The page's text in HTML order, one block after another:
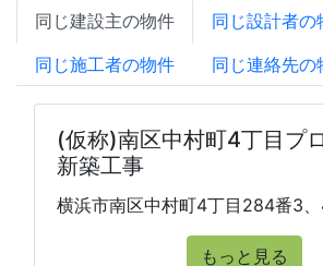
同じ建設主の物件
同じ設計者の
同じ施工者の物件
同じ連絡先の
(仮称)南区中村町4丁目プ
新築工事
横浜市南区中村町4丁目284番3
もっと見る